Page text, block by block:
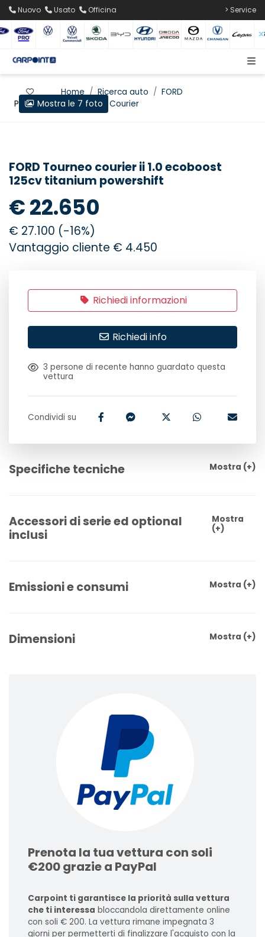
Nuovo Usato Officina > Service
Preferiti
Home Ricerca auto
FORD
Tourneo Courier
Mostra le 7 foto
FORD Tourneo courier ii 1.0 ecoboost
125cv titanium powershift
€ 22.650
€ 27.100 (-16%)
Vantaggio cliente € 4.450
Richiedi informazioni
Richiedi info
3 persone di recente hanno guardato questa
vettura
Condividi su
Specifiche tecniche Mostra (+)
Accessori di serie ed optional
inclusi
Mostra
(+)
Emissioni e consumi Mostra (+)
Dimensioni Mostra (+)
Prenota la tua vettura con soli
€200 grazie a PayPal
Carpoint ti garantisce la priorità sulla vettura
che ti interessa bloccandola direttamente online
con soli € 200. La vettura rimane impegnata 3
giorni per permetterti di finalizzare l'acquisto con la